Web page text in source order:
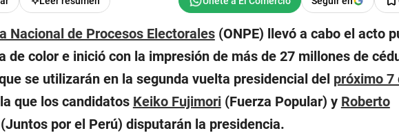
Nacional de Procesos Electorales(ONPE) llevó a cabo el acto
de color e inició con la impresión de más de 27 millones de
se utilizarán en la segunda vuelta presidencial del próximo 7
que los candidatos Keiko Fujimori(Fuerza Popular) y Roberto
por el Perú) disputarán la presidencia.